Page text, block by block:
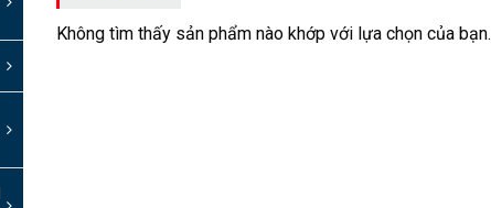
Không tìm thấy sản phẩm nào khớp với lựa chọn của bạn.